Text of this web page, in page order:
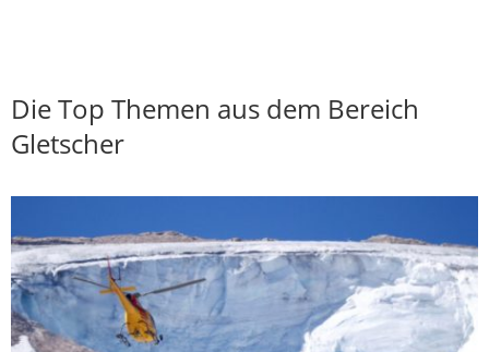
Die Top Themen aus dem Bereich
Gletscher